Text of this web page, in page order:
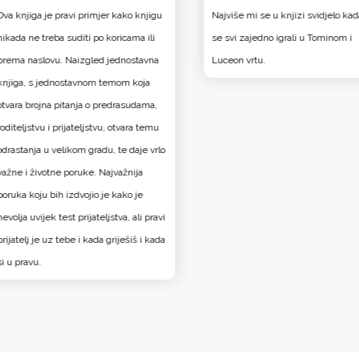
knjiga je pravi primjer kako knjigu
ne treba suditi po koricama ili
naslovu. Naizgled jednostavna
s jednostavnom temom koja
brojna pitanja o predrasudama,
i prijateljstvu, otvara temu
u velikom gradu, te daje vrlo
i životne poruke. Najvažnija
koju bih izdvojio je kako je
uvijek test prijateljstva, ali pravi
je uz tebe i kada griješiš i kada
u pravu.
Najviše mi se u knjizi svidjelo
se svi zajedno igrali u Tominom i
Luceon vrtu.